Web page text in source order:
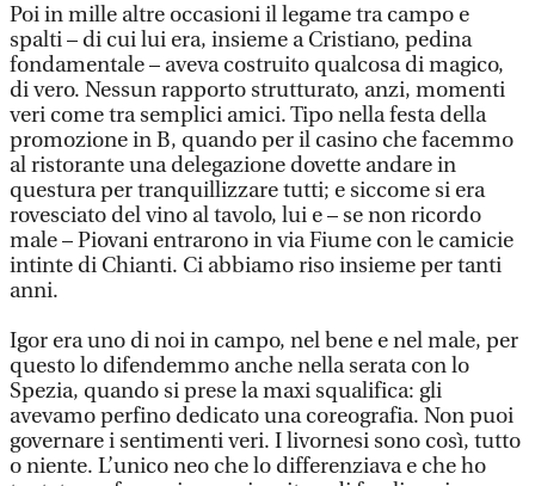
Poi in mille altre occasioni il legame tra campo e
spalti – di cui lui era, insieme a Cristiano, pedina
fondamentale – aveva costruito qualcosa di magico,
di vero. Nessun rapporto strutturato, anzi, momenti
veri come tra semplici amici. Tipo nella festa della
promozione in B, quando per il casino che facemmo
al ristorante una delegazione dovette andare in
questura per tranquillizzare tutti; e siccome si era
rovesciato del vino al tavolo, lui e – se non ricordo
male – Piovani entrarono in via Fiume con le camicie
intinte di Chianti. Ci abbiamo riso insieme per tanti
anni.
Igor era uno di noi in campo, nel bene e nel male, per
questo lo difendemmo anche nella serata con lo
Spezia, quando si prese la maxi squalifica: gli
avevamo perfino dedicato una coreografia. Non puoi
governare i sentimenti veri. I livornesi sono così, tutto
o niente. L’unico neo che lo differenziava e che ho